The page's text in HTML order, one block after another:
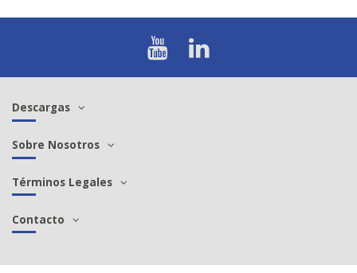
Descargas
Sobre Nosotros
Términos Legales
Contacto